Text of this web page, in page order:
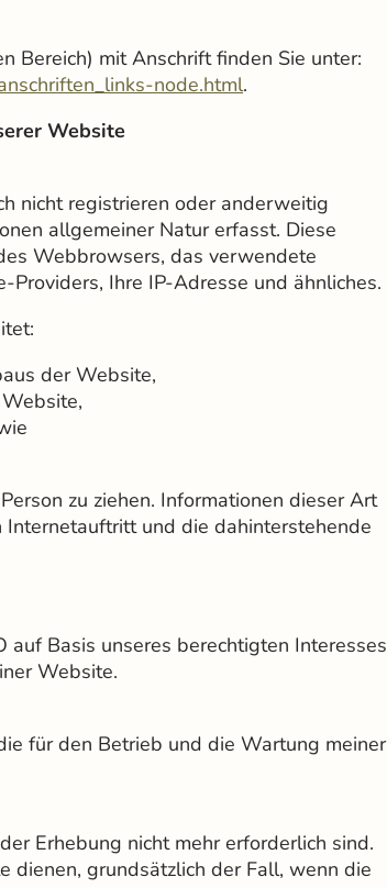
Bereich) mit Anschrift finden Sie unter:
node.html.
Website
nicht registrieren oder anderweitig
allgemeiner Natur erfasst. Diese
Webbrowsers, das verwendete
Ihre IP-Adresse und ähnliches.
der Website,
zu ziehen. Informationen dieser Art
und die dahinterstehende
Basis unseres berechtigten Interesses
Website.
für den Betrieb und die Wartung meiner
Erhebung nicht mehr erforderlich sind.
dienen, grundsätzlich der Fall, wenn die